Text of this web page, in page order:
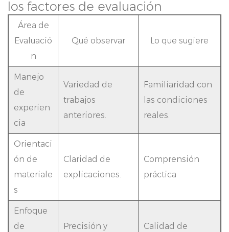
los factores de evaluación
Área de
Evaluació
n
Qué observar Lo que sugiere
Manejo
de
experien
cia
Variedad de
trabajos
anteriores.
Familiaridad con
las condiciones
reales.
Orientaci
ón de
materiale
s
Claridad de
explicaciones.
Comprensión
práctica
Enfoque
de
Precisión y
Calidad de